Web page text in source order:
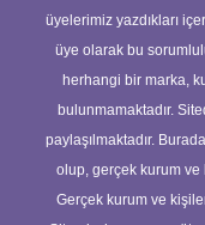
üyelerimiz yazdıkları
üye olarak bu
herhangi bir marka,
bulunmamaktadır.
paylaşılmaktadır.
olup, gerçek kurum ve
Gerçek kurum ve